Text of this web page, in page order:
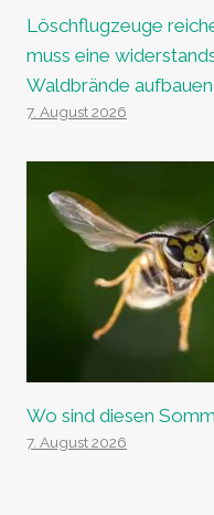
Löschflugzeuge
muss eine
Waldbrände
7. August 2026
Wo sind diesen
7. August 2026